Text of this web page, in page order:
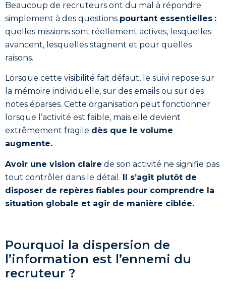
Beaucoup de recruteurs ont du mal à répondre
simplement à des questions pourtant essentielles :
quelles missions sont réellement actives, lesquelles
avancent, lesquelles stagnent et pour quelles
raisons.
Lorsque cette visibilité fait défaut, le suivi repose sur
la mémoire individuelle, sur des emails ou sur des
notes éparses. Cette organisation peut fonctionner
lorsque l’activité est faible, mais elle devient
extrêmement fragile dès que le volume
augmente.
Avoir une vision claire de son activité ne signifie pas
tout contrôler dans le détail. Il s’agit plutôt de
disposer de repères fiables pour comprendre la
situation globale et agir de manière ciblée.
Pourquoi la dispersion de
l’information est l’ennemi du
recruteur ?